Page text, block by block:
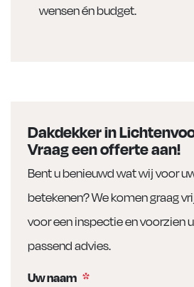
wensen én budget.
Dakdekker in
Vraag een offerte aan!
Bent u benieuwd wat wij voor
betekenen? We komen graag
voor een inspectie en voorzien
passend advies.
Uw naam *